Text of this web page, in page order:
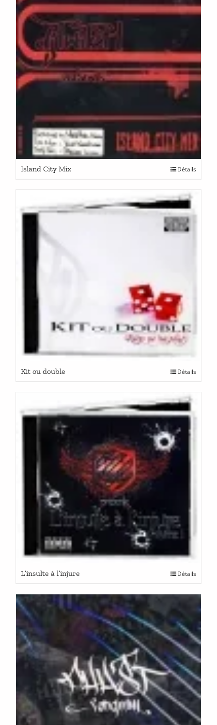
Island City Mix Détails
Kit ou double Détails
L’insulte à l’injure Détails